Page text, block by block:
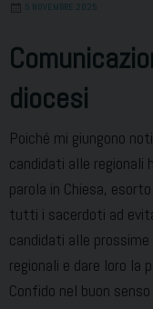
5 NOVEMBRE 2025
diocesi
Poiché mi giungono
candidati alle regionali
parola in Chiesa,
tutti i sacerdoti ad
candidati alle prossime
regionali e dare loro la
Confido nel buon